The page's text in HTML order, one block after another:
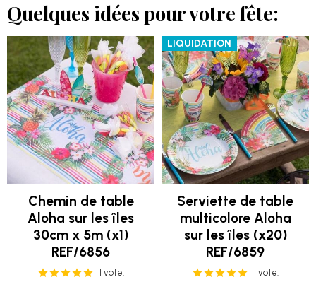
Quelques idées pour votre fête:
Chemin de table
Aloha sur les îles
30cm x 5m (x1)
REF/6856
1 vote.
LIQUIDATION
Serviette de table
multicolore Aloha
sur les îles (x20)
REF/6859
1 vote.